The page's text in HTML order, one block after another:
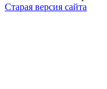
Старая версия сайта